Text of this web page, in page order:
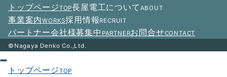
ョ
ン
トップページTOP長屋電工について ABOUT
事業案内WORKS採用情報 RECRUIT
パートナー会社様募集中 PARTNERお問合せCONTACT
©Nagaya Denko Co.,Ltd.
トップページTOP